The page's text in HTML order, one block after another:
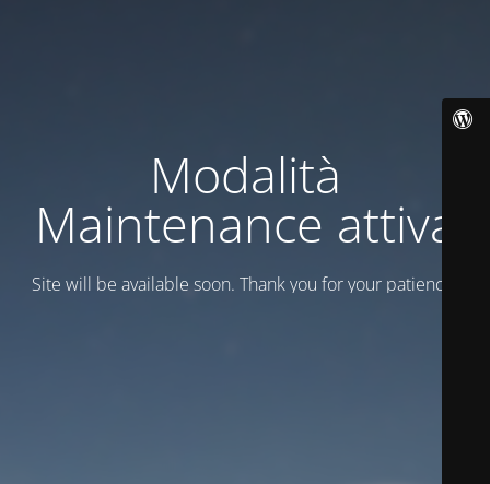
Modalità
Maintenance attiva
Site will be available soon. Thank you for your patience!